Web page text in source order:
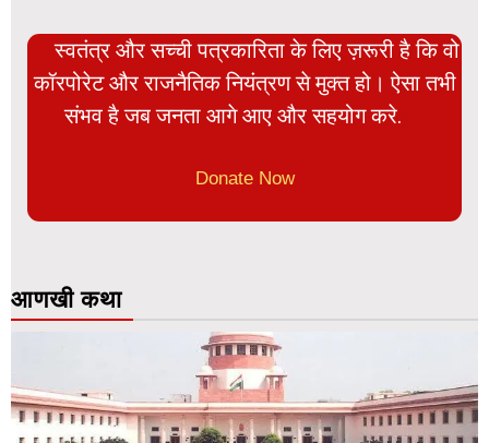
स्वतंत्र और सच्ची पत्रकारिता के लिए ज़रूरी है कि वो
कॉरपोरेट और राजनैतिक नियंत्रण से मुक्त हो। ऐसा तभी
संभव है जब जनता आगे आए और सहयोग करे.
Donate Now
आणखी कथा